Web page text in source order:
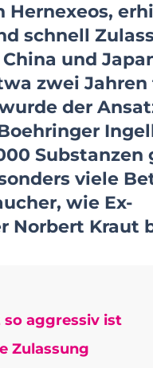
Hernexeos,
schnell
und
zwei Jahren
der
viele
wie Ex-
Norbert Kraut
so aggressiv ist
Zulassung